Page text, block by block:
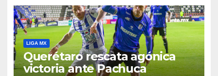
LIGA MX
Querétaro rescata agónica
victoria ante Pachuca